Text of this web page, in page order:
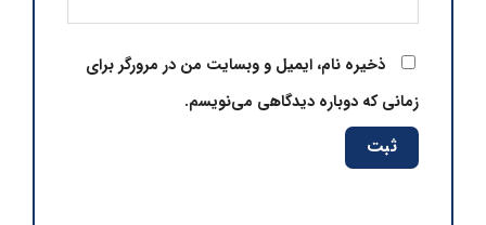
ذخیره نام، ایمیل و وبسایت من در مرورگر برای
زمانی که دوباره دیدگاهی می‌نویسم.